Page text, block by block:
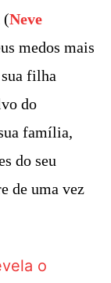
(Neve
medos mais
filha
do
família,
do seu
de uma vez
o